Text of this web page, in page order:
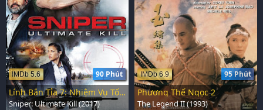
90 Phút
IMDb 5.6
Lính Bắn Tỉa 7: Nhiệm Vụ Tối Mật
Sniper: Ultimate Kill (2017)
95 Phút
IMDb 6.9
Phương Thế Ngọc 2
The Legend II (1993)